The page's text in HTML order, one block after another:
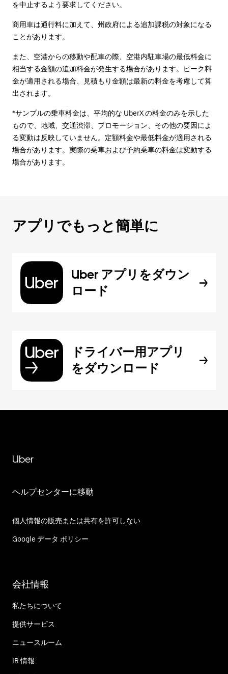
を中止するよう要求してください。
商用車は通行料に加えて、州政府による追加課税の対象になる
ことがあります。
また、空港からの移動や配車の際、空港内駐車場の最低料金に
相当する金額の追加料金が発生する場合があります。ピーク料
金が適用される場合、見積もり金額は最新の料金を考慮して算
出されます。
*サンプルの乗車料金は、平均的な UberX の料金のみを示した
もので、地域、交通渋滞、プロモーション、その他の要因によ
る変動は反映していません。定額料金や最低料金が適用される
場合があります。実際の乗車および予約乗車の料金は変動する
場合があります。
アプリでもっと簡単に
Uber アプリをダウン
ロード
ドライバー用アプリ
をダウンロード
Uber
ヘルプセンターに移動
個人情報の販売または共有を許可しない
Google データ ポリシー
会社情報
私たちについて
提供サービス
ニュースルーム
IR 情報